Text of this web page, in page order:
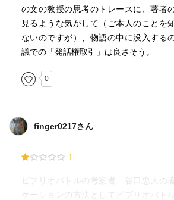
の文の教授の思考のトレースに、著者
見るような気がして（ご本人のことを
ないのですが）、物語の中に没入する
議での「発話権取引」は良さそう。
0
finger0217さん
1
ビブリオバトルの考案者、谷口忠大の
ケーションの方法としてビブリオバト